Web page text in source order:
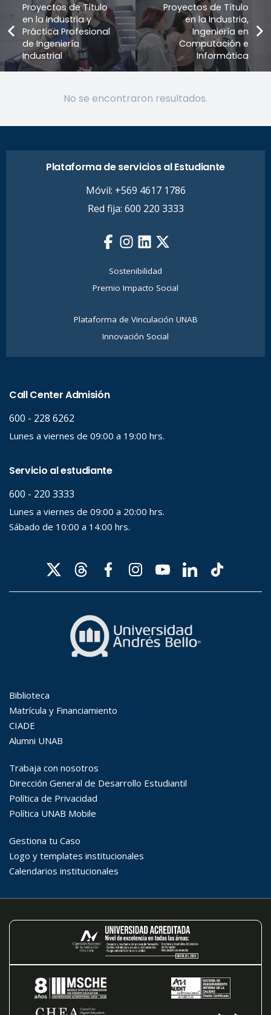
Proyectos de Título
en la Industria y
Práctica Profesional
de Ingeniería
Industrial
Proyectos de Título
en la Industria,
Ingeniería en
Computación e
Informática
No se encontraron resultados.